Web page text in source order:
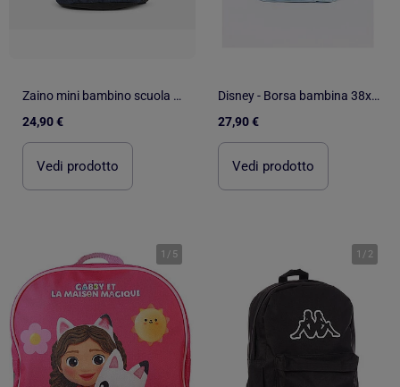
Zaino mini bambino scuola materna POL FOX Robot blu navy motivo robot
24,90 €
Vedi prodotto
Disney - Borsa bambina 38x22x12 cm
27,90 €
Vedi prodotto
1 / 5 1 / 2